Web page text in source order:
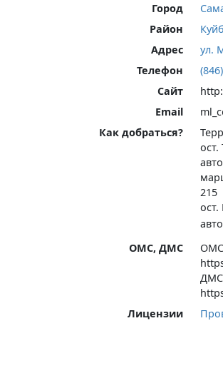
Город
Район
Адрес
ул.
Телефон
Сайт
Email
Как добраться?
215
ОМС, ДМС
ОМС
ДМС
Лицензии